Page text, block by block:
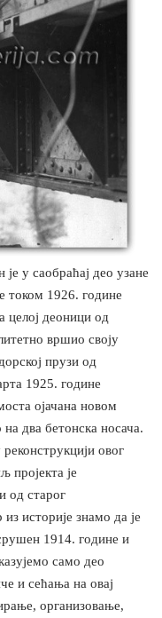
у саобраћај део узане
током 1926. године
целој деоници од
вршио своју
прузи од
1925. године
ојачана новом
два бетонска носача.
овог
пројекта је
од старог
историје знамо да је
1914. године и
само део
и сећања на овај
организовање,